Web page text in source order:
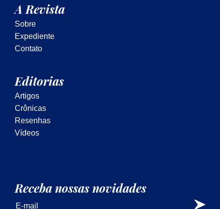
A Revista
Sobre
Expediente
Contato
Editorias
Artigos
Crônicas
Resenhas
Vídeos
Receba nossas novidades